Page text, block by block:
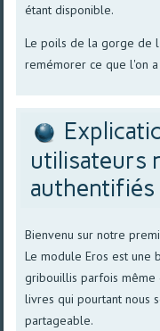
étant disponible.
Le poils de la gorge de
remémorer ce que l'on a
utilisateurs
authentifiés
Bienvenu sur notre
Le module Eros est une
gribouillis parfois même
livres qui pourtant nous
partageable.